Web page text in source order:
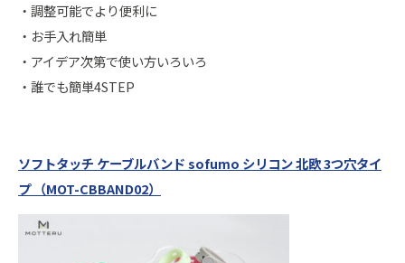
・調整可能でより便利に
・お手入れ簡単
・アイデア次第で使い方いろいろ
・誰でも簡単4STEP
ソフトタッチ ケーブルバンド sofumo シリコン 北欧 3つ穴タイ
プ （MOT-CBBAND02）